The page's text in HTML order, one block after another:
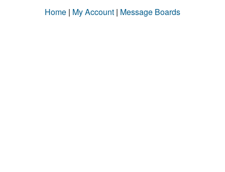
Home | My Account | Message Boards